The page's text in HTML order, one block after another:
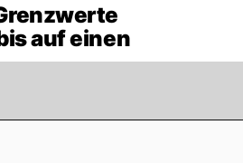
auf einen